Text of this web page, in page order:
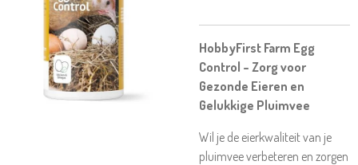
HobbyFirst Farm Egg
Control – Zorg voor
Gezonde Eieren en
Gelukkige Pluimvee
Wil je de eierkwaliteit van je
pluimvee verbeteren en zorgen